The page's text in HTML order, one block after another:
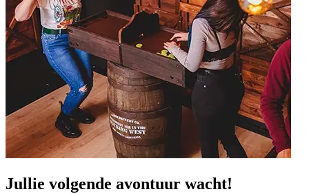
Jullie volgende avontuur wacht!